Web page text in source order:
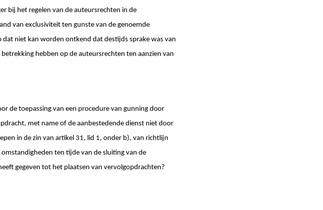
bij het regelen van de auteursrechten in de
van exclusiviteit ten gunste van de genoemde
niet kan worden ontkend dat destijds sprake was van
hebben op de auteursrechten ten aanzien van
de toepassing van een procedure van gunning door
met name of de aanbestedende dienst niet door
in de zin van artikel 31, lid 1, onder b), van richtlijn
ten tijde van de sluiting van de
gegeven tot het plaatsen van vervolgopdrachten?